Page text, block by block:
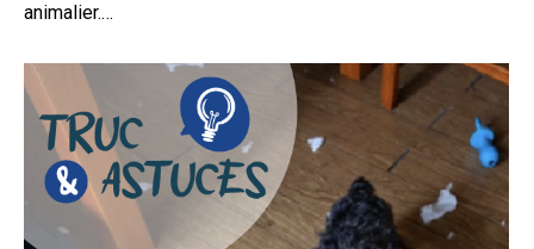
animalier.…